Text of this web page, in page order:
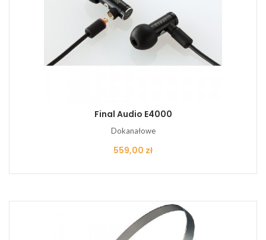
Final Audio E4000
Dokanałowe
Cena
559,00 zł